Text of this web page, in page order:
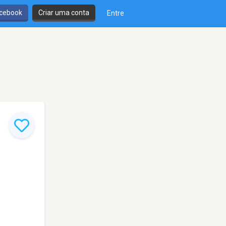
Criar uma conta Entre